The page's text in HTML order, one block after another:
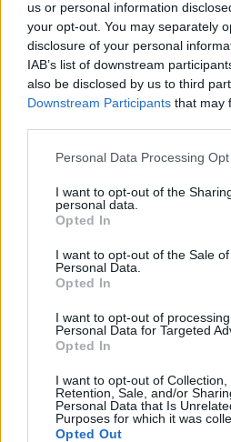
us or personal information
your opt-out. You may separately
disclosure of your personal
IAB’s list of downstream
also be disclosed by us to third
Downstream Participants that may
Personal Data Processing
I want to opt-out of the
personal data.
Opted In
I want to opt-out of the Sale
Personal Data.
Opted In
I want to opt-out of
Personal Data for Targeted
Opted In
I want to opt-out of Collection,
Retention, Sale, and/or
Personal Data that Is
Purposes for which it was
Opted Out
On je nutricionista, svije4tski
tolike godine samo zahvaljujući
prehrani ,kako i sam kaze,
svima, Rik Grenkland. On je
iznenađeni on je rekao da sve
mortalitet. On sve navedeno ne
Moji roditelji nisu očekivali
još manje su očekivali da ću
i potpuno drugačija od
ZANIMLJIVOSTI